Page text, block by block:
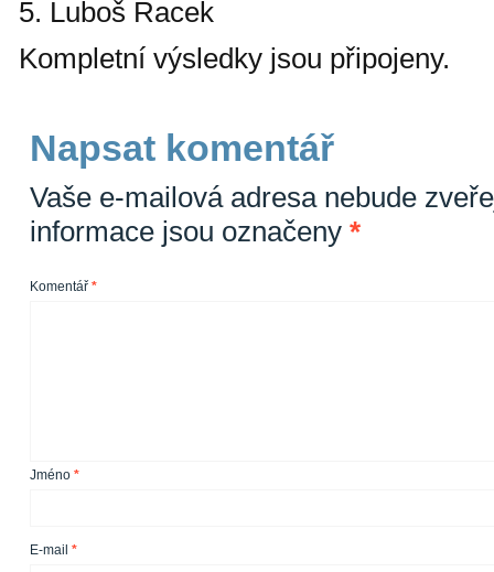
5. Luboš Racek
Kompletní výsledky jsou připojeny.
Napsat komentář
Vaše e-mailová adresa nebude
informace jsou označeny *
Komentář *
Jméno *
E-mail *